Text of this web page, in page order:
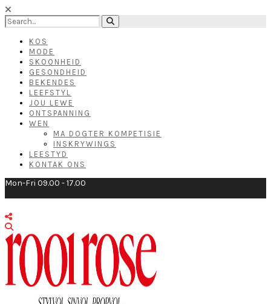
KOS
MODE
SKOONHEID
GESONDHEID
BEKENDES
LEEFSTYL
JOU LEWE
ONTSPANNING
WEN
MA DOGTER KOMPETISIE
INSKRYWINGS
LEESTYD
KONTAK ONS
Mon-Fri 09.00 - 17.00